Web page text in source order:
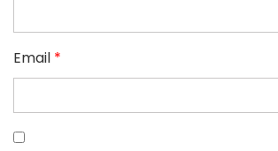
Email *